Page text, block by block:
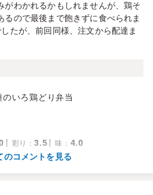
がわかれるかもしれませんが、鶏そ
るので最後まで飽きずに食べられま
たが、前回同様、注文から配達ま
いろ鶏どり弁当
彩り ：3.5 味 ： 4.0
のコメントを見る